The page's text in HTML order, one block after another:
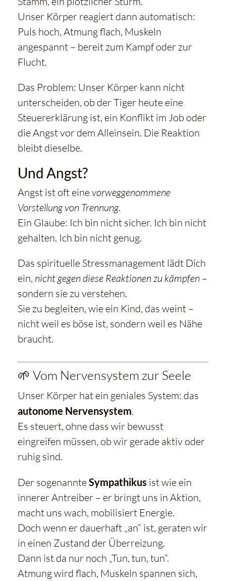
Unser Körper reagiert dann automatisch:
Puls hoch, Atmung flach, Muskeln
angespannt – bereit zum Kampf oder zur
Flucht.
Das Problem: Unser Körper kann nicht
unterscheiden, ob der Tiger heute eine
Steuererklärung ist, ein Konflikt im Job oder
die Angst vor dem Alleinsein. Die Reaktion
bleibt dieselbe.
Und Angst?
Angst ist oft eine vorweggenommene
Vorstellung von Trennung.
Ein Glaube: Ich bin nicht sicher. Ich bin nicht
gehalten. Ich bin nicht genug.
Das spirituelle Stressmanagement lädt Dich
ein, nicht gegen diese Reaktionen zu kämpfen –
sondern sie zu verstehen.
Sie zu begleiten, wie ein Kind, das weint –
nicht weil es böse ist, sondern weil es Nähe
braucht.
🌱 Vom Nervensystem zur Seele
Unser Körper hat ein geniales System: das
autonome Nervensystem.
Es steuert, ohne dass wir bewusst
eingreifen müssen, ob wir gerade aktiv oder
ruhig sind.
Der sogenannteSympathikus ist wie ein
innerer Antreiber – er bringt uns in Aktion,
macht uns wach, mobilisiert Energie.
Doch wenn er dauerhaft „an“ ist, geraten wir
in einen Zustand der Überreizung.
Dann ist da nur noch „Tun, tun, tun“.
Atmung wird flach, Muskeln spannen sich,